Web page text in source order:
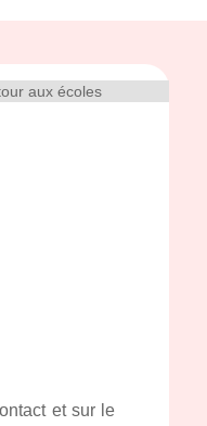
aux écoles
et sur le